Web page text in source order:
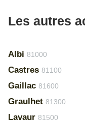
Les autres
Albi 81000
Castres 81100
Gaillac 81600
Graulhet 81300
Lavaur 81500